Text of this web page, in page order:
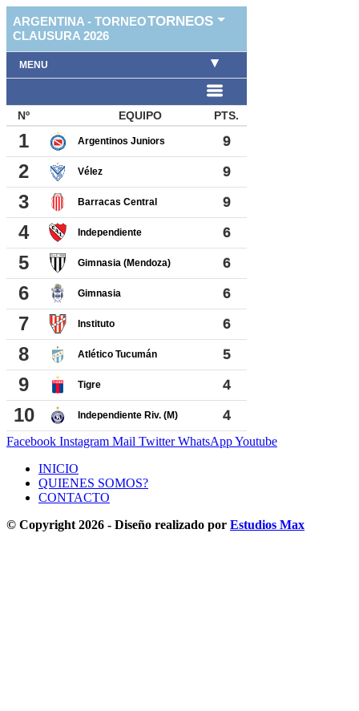
Facebook Instagram Mail Twitter WhatsAppYoutube
INICIO
QUIENES SOMOS?
CONTACTO
© Copyright 2026 - Diseño realizado por Estudios Max